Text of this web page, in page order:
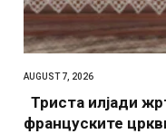
AUGUST 7, 2026
Триста илјади
француските